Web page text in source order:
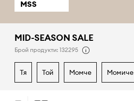
MSS
MID-SEASON SALE
Брой продукти: 132295
тя той момче момиче